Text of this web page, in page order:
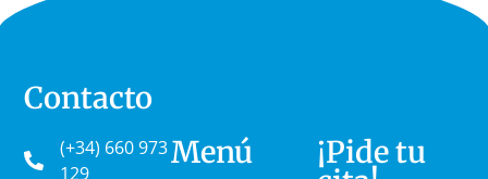
Contacto
(+34) 660 973
129
Menú ¡Pide tu